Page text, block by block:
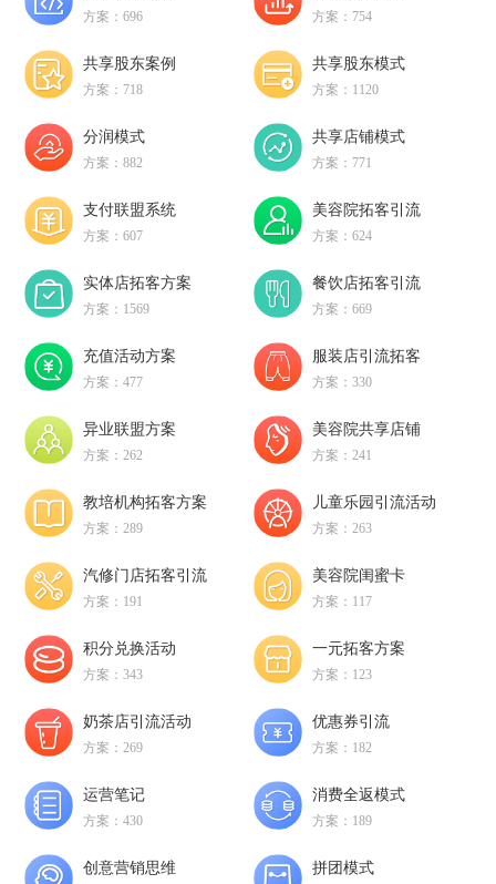
方案：696 方案：754
共享股东案例
方案：718
共享股东模式
方案：1120
分润模式
方案：882
共享店铺模式
方案：771
支付联盟系统
方案：607
美容院拓客引流
方案：624
实体店拓客方案
方案：1569
餐饮店拓客引流
方案：669
充值活动方案
方案：477
服装店引流拓客
方案：330
异业联盟方案
方案：262
美容院共享店铺
方案：241
教培机构拓客方案
方案：289
儿童乐园引流活动
方案：263
汽修门店拓客引流
方案：191
美容院闺蜜卡
方案：117
积分兑换活动
方案：343
一元拓客方案
方案：123
奶茶店引流活动
方案：269
优惠券引流
方案：182
运营笔记
方案：430
消费全返模式
方案：189
创意营销思维 拼团模式